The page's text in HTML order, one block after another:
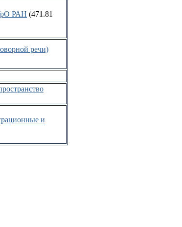
РАН (471.81
речи)
и